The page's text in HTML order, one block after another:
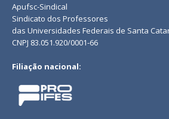
Apufsc-Sindical
Sindicato dos Professores
das Universidades Federais de Santa
CNPJ 83.051.920/0001-66
Filiação nacional: